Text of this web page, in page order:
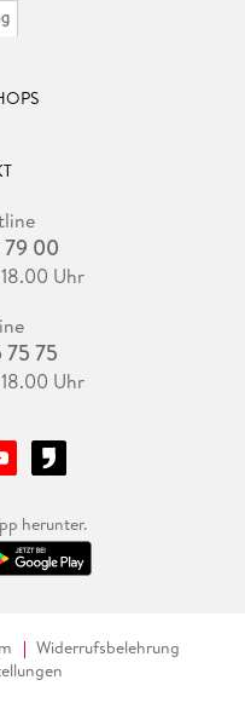
00
Uhr
75
Uhr
herunter.
Widerrufsbelehrung